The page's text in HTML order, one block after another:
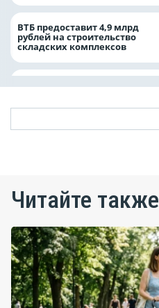
ВТБ предоставит 4,9 млрд
рублей на строительство
складских комплексов
Читайте также